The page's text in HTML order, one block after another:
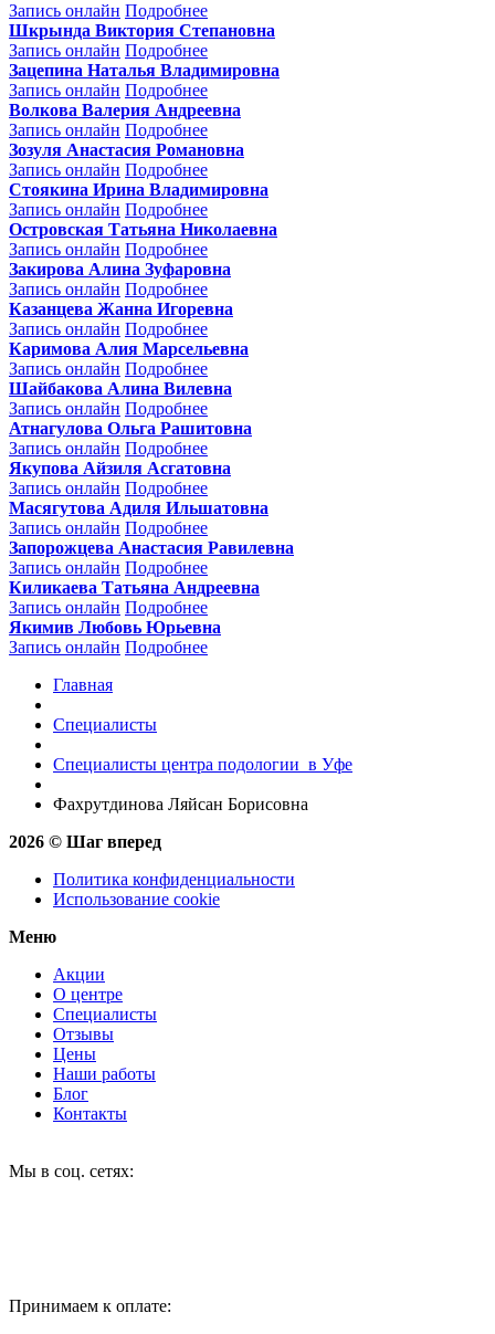
Запись онлайн Подробнее
Шкрында Виктория Степановна
Запись онлайн Подробнее
Зацепина Наталья Владимировна
Запись онлайн Подробнее
Волкова Валерия Андреевна
Запись онлайн Подробнее
Зозуля Анастасия Романовна
Запись онлайн Подробнее
Стоякина Ирина Владимировна
Запись онлайн Подробнее
Островская Татьяна Николаевна
Запись онлайн Подробнее
Закирова Алина Зуфаровна
Запись онлайн Подробнее
Казанцева Жанна Игоревна
Запись онлайн Подробнее
Каримова Алия Марсельевна
Запись онлайн Подробнее
Шайбакова Алина Вилевна
Запись онлайн Подробнее
Атнагулова Ольга Рашитовна
Запись онлайн Подробнее
Якупова Айзиля Асгатовна
Запись онлайн Подробнее
Масягутова Адиля Ильшатовна
Запись онлайн Подробнее
Запорожцева Анастасия Равилевна
Запись онлайн Подробнее
Киликаева Татьяна Андреевна
Запись онлайн Подробнее
Якимив Любовь Юрьевна
Запись онлайн Подробнее
Главная
Специалисты
Специалисты центра подологии в Уфе
Фахрутдинова Ляйсан Борисовна
2026 © Шаг вперед
Политика конфиденциальности
Использование cookie
Меню
Акции
О центре
Специалисты
Отзывы
Цены
Наши работы
Блог
Контакты
Мы в соц. сетях:
Принимаем к оплате: